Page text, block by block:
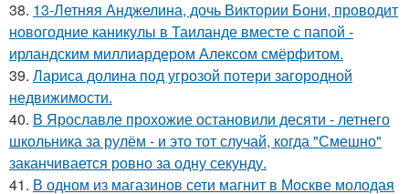
38. 13-Летняя Анджелина, дочь Виктории Бони, проводит
новогодние каникулы в Таиланде вместе с папой -
ирландским миллиардером Алексом смёрфитом.
39. Лариса долина под угрозой потери загородной
недвижимости.
40. В Ярославле прохожие остановили десяти - летнего
школьника за рулём - и это тот случай, когда "Смешно"
заканчивается ровно за одну секунду.
41. В одном из магазинов сети магнит в Москве молодая